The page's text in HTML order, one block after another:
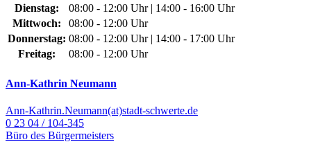
Dienstag:
08:00 - 12:00 Uhr | 14:00 - 16:00 Uhr
Mittwoch:
08:00 - 12:00 Uhr
Donnerstag: 08:00 - 12:00 Uhr | 14:00 - 17:00 Uhr
Freitag:
08:00 - 12:00 Uhr
Ann-Kathrin Neumann
Ann-Kathrin.Neumann(at)stadt-schwerte.de
0 23 04 / 104-345
Büro des Bürgermeisters